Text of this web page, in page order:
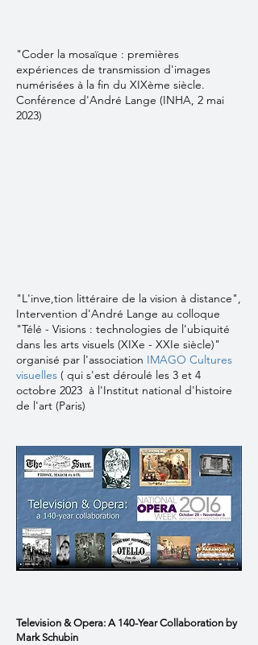
"Coder la mosaïque : premières
expériences de transmission d'images
numérisées à la fin du XIXème siècle.
Conférence d'André Lange (INHA, 2 mai
2023)
"L'inve,tion littéraire de la vision à distance",
Intervention d'André Lange au colloque
"Télé - Visions : technologies de l'ubiquité
dans les arts visuels (XIXe - XXIe siècle)"
organisé par l'association IMAGO Cultures
visuelles ( qui s'est déroulé les 3 et 4
octobre 2023 à l'Institut national d'histoire
de l'art (Paris)
Television & Opera: A 140-Year Collaboration by
Mark Schubin